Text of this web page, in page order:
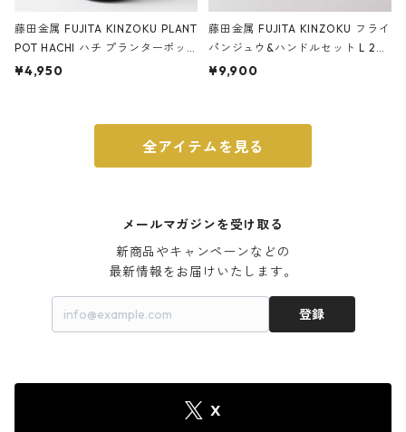
藤田金属 FUJITA KINZOKU PLANT
POT HACHI ハチ プランターポッ
ト 3号 ブラック
¥4,950
藤田金属 FUJITA KINZOKU フライ
パンジュウ&ハンドルセット L 24c
m ガス火・IH対応 鉄フライパン
¥9,900
全アイテムを見る
メールマガジンを受け取る
新商品やキャンペーンなどの
最新情報をお届けいたします。
登録
X